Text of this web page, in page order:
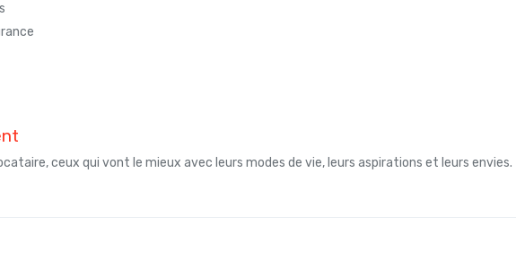
ceux qui vont le mieux avec leurs modes de vie, leurs aspirations et leurs envies.